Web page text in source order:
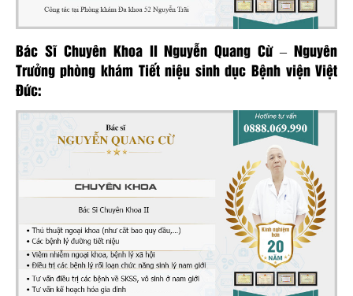
Bác Sĩ Chuyên Khoa II Nguyễn Quang Cừ – Nguyên
Trưởng phòng khám Tiết niệu sinh dục Bệnh viện Việt
Đức: